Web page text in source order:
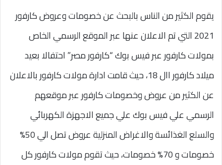
يقوم الكثير من الناس بالبحث عن خصومات وعروض كارفور
2021 التي تم الاعلان عنها عبر الموقع الرسمي الخاص
بمولات كارفور عبر فيس بوك “كارفور مصر” احتفالا بعيد
ميلاد كارفور اال 18، حيث قامت ادارة مولات كارفور بالاعلان
عن الكثير من عروض وخصومات كارفور عبر موقعهم
الرسمي علي فيس بوك علي جميع الاجهزة الكهربائي
والسلع الغذائسة والاغراض المنزلية عروض تصل الي 50%
خصومات و 70% خصومات، حيث تقوم مولات كارفور كل